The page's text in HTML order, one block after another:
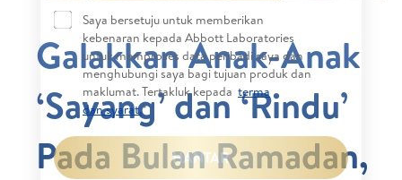
Saya bersetuju untuk memberikan
kebenaran kepada Abbott Laboratories
untuk memproses data peribadi saya dan
menghubungi saya bagi tujuan produk dan
maklumat. Tertakluk kepada terma
dan syarat.*
HANTAR
Galakkan Anak-Anak
‘Sayang’ dan ‘Rindu’
Pada Bulan Ramadan,